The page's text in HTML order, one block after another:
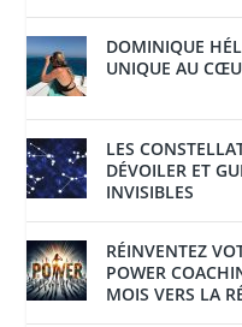
DOMINIQUE
UNIQUE AU
LES
DÉVOILER ET
INVISIBLES
RÉINVENTEZ
POWER
MOIS VERS LA